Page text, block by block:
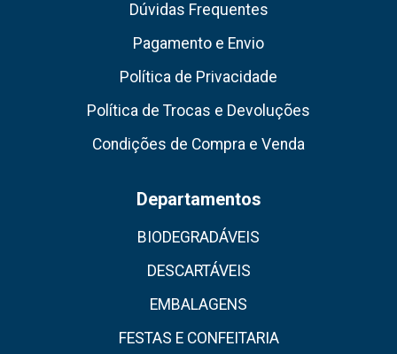
Dúvidas Frequentes
Pagamento e Envio
Política de Privacidade
Política de Trocas e Devoluções
Condições de Compra e Venda
Departamentos
BIODEGRADÁVEIS
DESCARTÁVEIS
EMBALAGENS
FESTAS E CONFEITARIA